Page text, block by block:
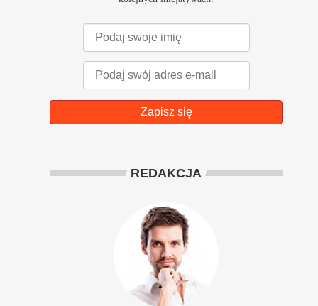
Zapisz się
REDAKCJA